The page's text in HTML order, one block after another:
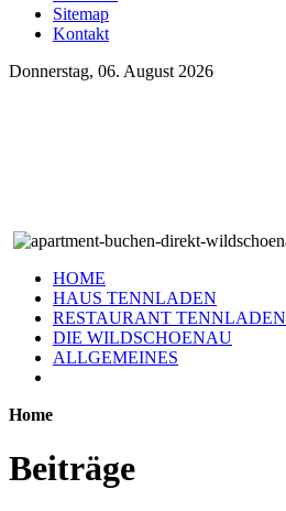
Sitemap
Kontakt
Donnerstag, 06. August 2026
HOME
HAUS TENNLADEN
RESTAURANT TENNLADEN
DIE WILDSCHOENAU
ALLGEMEINES
Home
Beiträge